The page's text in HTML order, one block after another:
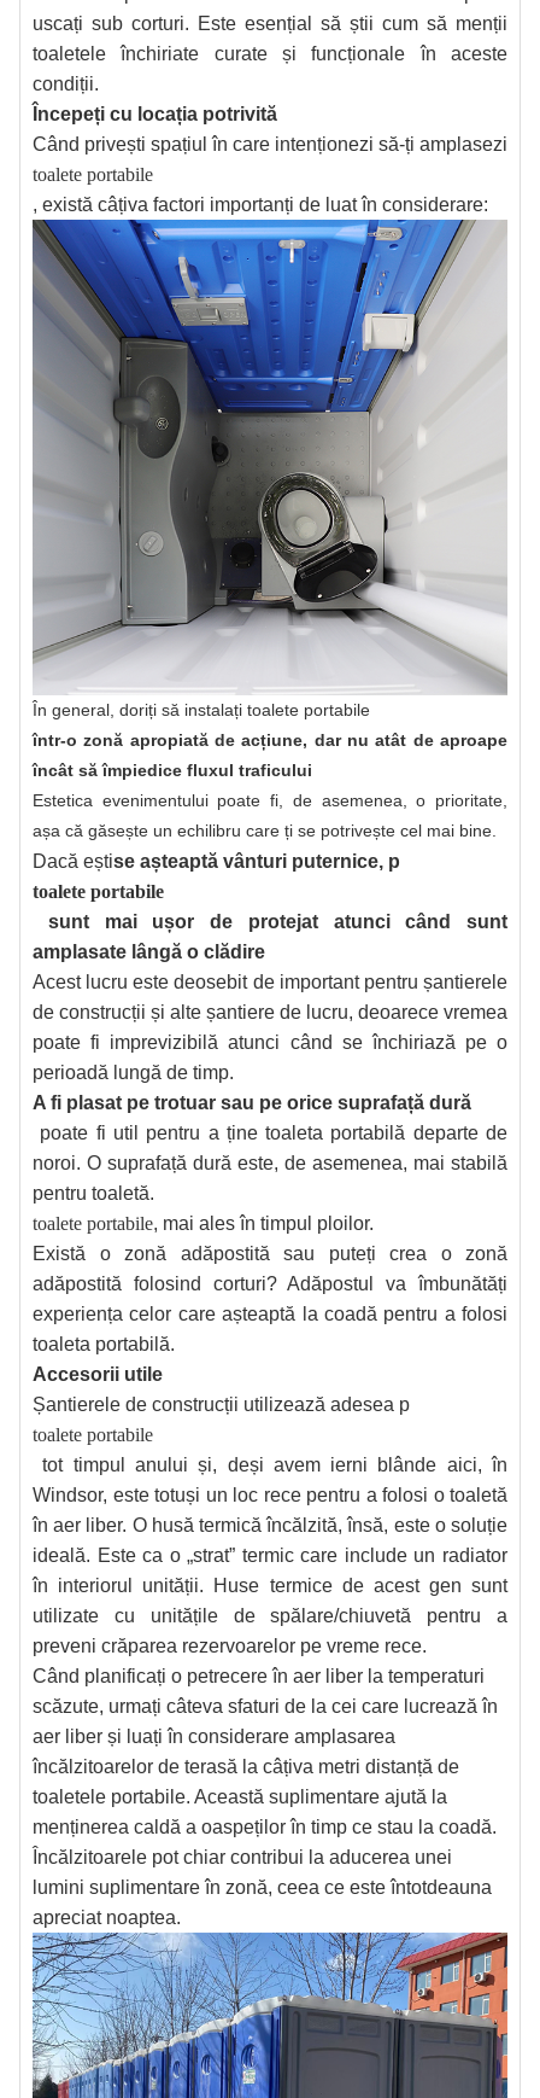
uscați sub corturi. Este esențial să știi cum să menții
toaletele închiriate curate și funcționale în aceste
condiții.
Începeți cu locația potrivită
Când privești spațiul în care intenționezi să-ți amplasezi
toalete portabile
, există câțiva factori importanți de luat în considerare:
În general, doriți să instalați toalete portabile
într-o zonă apropiată de acțiune, dar nu atât de aproape
încât să împiedice fluxul traficului
Estetica evenimentului poate fi, de asemenea, o prioritate,
așa că găsește un echilibru care ți se potrivește cel mai bine.
Dacă eștise așteaptă vânturi puternice, p
toalete portabile
sunt mai ușor de protejat atunci când sunt
amplasate lângă o clădire
Acest lucru este deosebit de important pentru șantierele
de construcții și alte șantiere de lucru, deoarece vremea
poate fi imprevizibilă atunci când se închiriază pe o
perioadă lungă de timp.
A fi plasat pe trotuar sau pe orice suprafață dură
poate fi util pentru a ține toaleta portabilă departe de
noroi. O suprafață dură este, de asemenea, mai stabilă
pentru toaletă.
toalete portabile, mai ales în timpul ploilor.
Există o zonă adăpostită sau puteți crea o zonă
adăpostită folosind corturi? Adăpostul va îmbunătăți
experiența celor care așteaptă la coadă pentru a folosi
toaleta portabilă.
Accesorii utile
Șantierele de construcții utilizează adesea p
toalete portabile
tot timpul anului și, deși avem ierni blânde aici, în
Windsor, este totuși un loc rece pentru a folosi o toaletă
în aer liber. O husă termică încălzită, însă, este o soluție
ideală. Este ca o „strat” termic care include un radiator
în interiorul unității. Huse termice de acest gen sunt
utilizate cu unitățile de spălare/chiuvetă pentru a
preveni crăparea rezervoarelor pe vreme rece.
Când planificați o petrecere în aer liber la temperaturi
scăzute, urmați câteva sfaturi de la cei care lucrează în
aer liber și luați în considerare amplasarea
încălzitoarelor de terasă la câțiva metri distanță de
toaletele portabile. Această suplimentare ajută la
menținerea caldă a oaspeților în timp ce stau la coadă.
Încălzitoarele pot chiar contribui la aducerea unei
lumini suplimentare în zonă, ceea ce este întotdeauna
apreciat noaptea.